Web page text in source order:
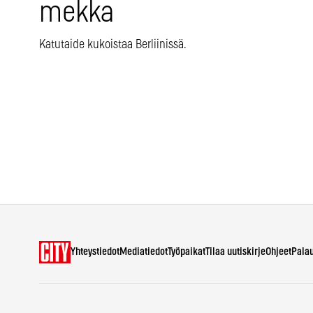
mekka
Katutaide kukoistaa Berliinissä.
YhteystiedotMediatiedotTyöpaikatTilaa uutiskirjeOhjeet